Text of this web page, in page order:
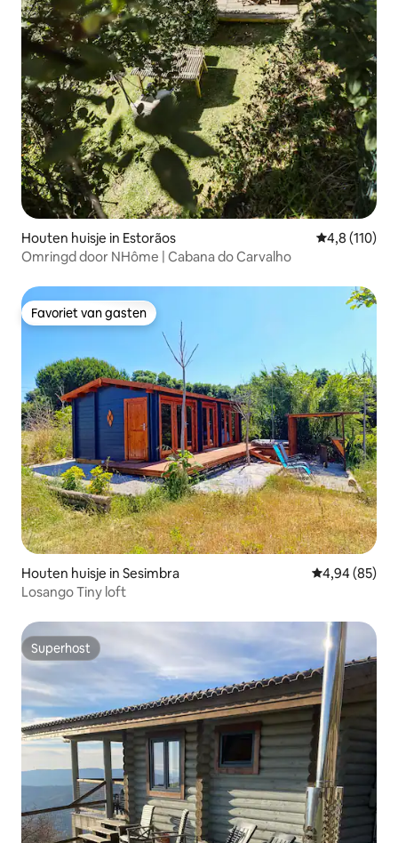
Houten huisje in Estorãos Gemiddelde
4,8 (110)
Omringd door NHôme | Cabana do Carvalho
Favoriet van gasten
Favoriet van gasten
Houten huisje in Sesimbra Gemiddelde
4,94 (85)
Losango Tiny loft
Superhost
Superhost